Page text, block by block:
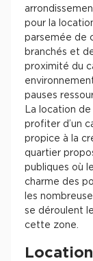
pour la
parsemée de
branchés et
proximité du
pauses
La location
profiter d’un
propice à la
quartier
publiques où
charme des
les
se déroulent
cette zone.